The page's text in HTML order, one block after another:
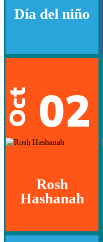
Día del niño
Oct 02
Rosh
Hashanah